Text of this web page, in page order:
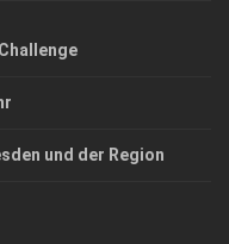
und der Region